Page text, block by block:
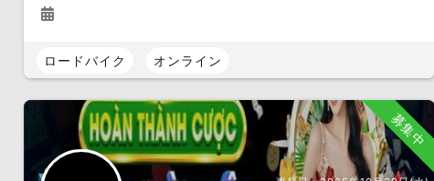
ロードバイク オンライン
募集中